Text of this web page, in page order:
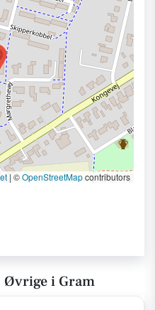
| ©OpenStreetMapcontributors
Øvrige i Gram